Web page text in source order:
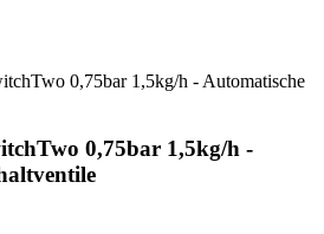
0,75bar 1,5kg/h - Automatische
0,75bar 1,5kg/h -